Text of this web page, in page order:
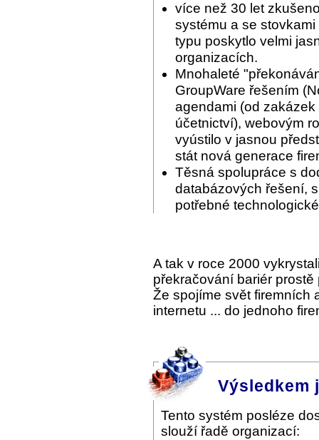
více než 30 let
systému a se
typu poskytlo velmi
organizacích.
Mnohaleté
GroupWare řešením
agendami (od
účetnictví), webovým
vyústilo v jasnou
stát nová generace
Těsná spolupráce s
databázových řešení,
potřebné
A tak v roce 2000
překračování bariér
Že spojíme svět firemních
internetu ... do jednoho
Výsledkem
Tento systém posléze
slouží řadě organizací: